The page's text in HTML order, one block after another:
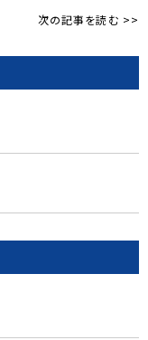
次の記事を読む >>